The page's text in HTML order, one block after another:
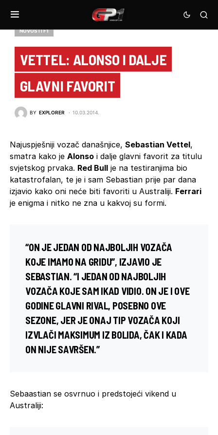
NOVOSTI F1
VETTEL: ALONSO I DALJE
GLAVNI FAVORIT
BY EXPLORER 10.03.2014.
Najuspješniji vozač današnjice, Sebastian Vettel,
smatra kako je Alonso i dalje glavni favorit za titulu
svjetskog prvaka. Red Bull je na testiranjima bio
katastrofalan, te je i sam Sebastian prije par dana
izjavio kako oni neće biti favoriti u Australiji. Ferrari
je enigma i nitko ne zna u kakvoj su formi.
“ON JE JEDAN OD NAJBOLJIH VOZAČA
KOJE IMAMO NA GRIDU”, IZJAVIO JE
SEBASTIAN. “I JEDAN OD NAJBOLJIH
VOZAČA KOJE SAM IKAD VIDIO. ON JE I OVE
GODINE GLAVNI RIVAL, POSEBNO OVE
SEZONE, JER JE ONAJ TIP VOZAČA KOJI
IZVLAČI MAKSIMUM IZ BOLIDA, ČAK I KADA
ON NIJE SAVRŠEN.”
Sebaastian se osvrnuo i predstojeći vikend u
Australiji: